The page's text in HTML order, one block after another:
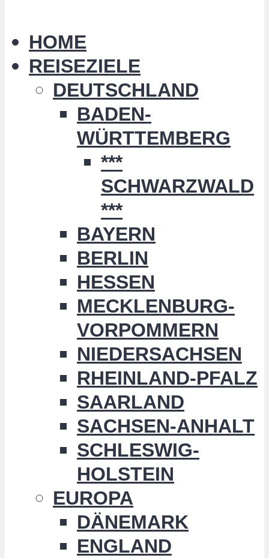
HOME
REISEZIELE
DEUTSCHLAND
BADEN-
WÜRTTEMBERG
***
SCHWARZWALD
***
BAYERN
BERLIN
HESSEN
MECKLENBURG-
VORPOMMERN
NIEDERSACHSEN
RHEINLAND-PFALZ
SAARLAND
SACHSEN-ANHALT
SCHLESWIG-
HOLSTEIN
EUROPA
DÄNEMARK
ENGLAND